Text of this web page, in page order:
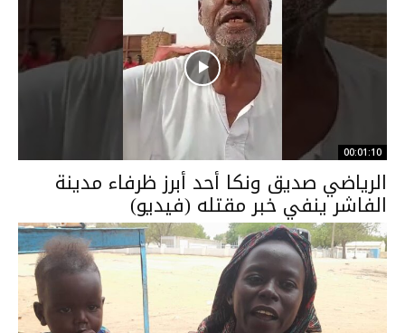
00:01:10
الرياضي صديق ونكا أحد أبرز ظرفاء مدينة
الفاشر ينفي خبر مقتله (فيديو)